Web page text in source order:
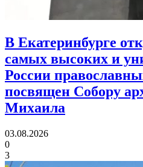
В Екатеринбурге
самых высоких и
России
посвящен Собору
Михаила
03.08.2026
0
3